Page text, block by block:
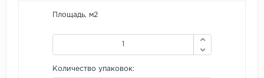
Площадь, м2
Количество упаковок: